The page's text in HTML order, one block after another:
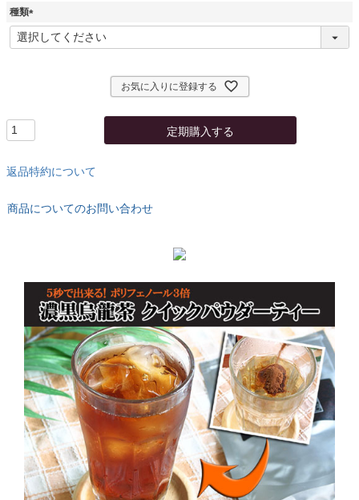
種類
(
必
お気に入りに登録する
定期購入する
返品特約について
商品についてのお問い合わせ